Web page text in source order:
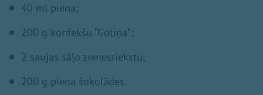
40 ml piena;
200 g konfekšu “Gotiņa”;
2 saujas sāļo zemesriekstu;
200 g piena šokolādes.